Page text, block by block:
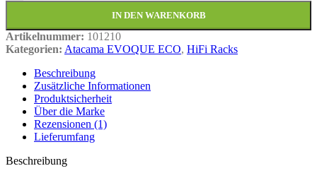
IN DEN WARENKORB
Artikelnummer: 101210
Kategorien: Atacama EVOQUE ECO, HiFi Racks
Beschreibung
Zusätzliche Informationen
Produktsicherheit
Über die Marke
Rezensionen (1)
Lieferumfang
Beschreibung